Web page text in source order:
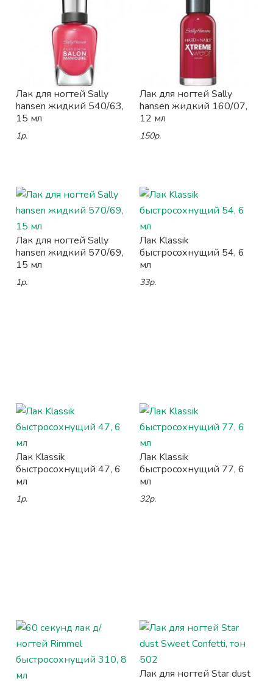
Лак для ногтей Sally
hansen жидкий 540/63,
15 мл
1р.
Лак для ногтей Sally
hansen жидкий 160/07,
12 мл
150р.
Лак для ногтей Sally
hansen жидкий 570/69,
15 мл
1р.
Лак Klassik
быстросохнущий 54, 6
мл
33р.
Лак Klassik
быстросохнущий 47, 6
мл
1р.
Лак Klassik
быстросохнущий 77, 6
мл
32р.
Лак для ногтей Star dust